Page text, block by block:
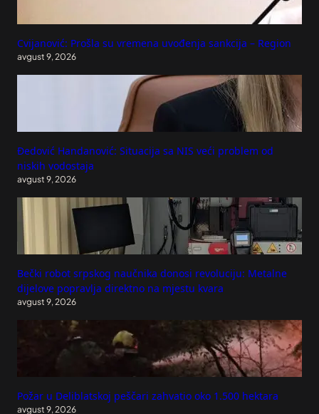
Cvijanović: Prošla su vremena uvođenja sankcija – Region
avgust 9, 2026
Đedović Handanović: Situacija sa NIS veći problem od
niskih vodostaja
avgust 9, 2026
Bečki robot srpskog naučnika donosi revoluciju: Metalne
dijelove popravlja direktno na mjestu kvara
avgust 9, 2026
Požar u Deliblatskoj peščari zahvatio oko 1.500 hektara
avgust 9, 2026